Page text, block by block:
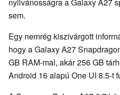
sem.
Egy nemrég kiszivárgott
hogy a Galaxy A27
GB RAM-mal, akár 256 GB
Android 16 alapú One UI 8.5-t